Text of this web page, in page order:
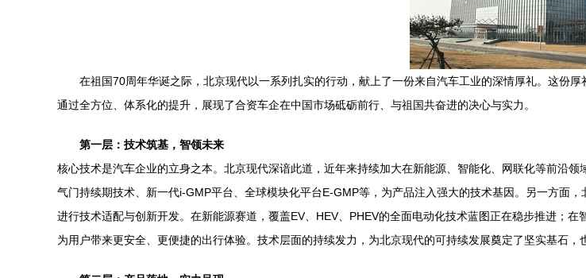
在祖国70周年华诞之际，北京现代以一系列扎实的行动，献上了一份来自汽车工业的深情厚礼。这份
通过全方位、体系化的提升，展现了合资车企在中国市场砥砺前行、与祖国共奋进的决心与实力。
第一层：技术筑基，智领未来
核心技术是汽车企业的立身之本。北京现代深谙此道，近年来持续加大在新能源、智能化、网联化等前沿
气门持续期技术、新一代i-GMP平台、全球模块化平台E-GMP等，为产品注入强大的技术基因。另一方面
进行技术适配与创新开发。在新能源赛道，覆盖EV、HEV、PHEV的全面电动化技术蓝图正在稳步推进；
为用户带来更安全、更便捷的出行体验。技术层面的持续发力，为北京现代的可持续发展奠定了坚实基石，